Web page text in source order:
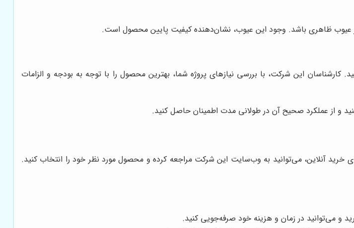
عیوب ظاهری باشد. وجود این عیوب، نشان‌دهنده کیفیت پایین محصول است.
کارشناسان این شرکت، با بررسی نیازهای پروژه شما، بهترین محصول را با توجه به بودجه و الزامات
و از عملکرد صحیح آن در طولانی مدت اطمینان حاصل کنید.
خود فراهم کرده است. برای خرید آنلاین، می‌توانید به وب‌سایت این شرکت مراجعه کرده و محصول مورد نظر خود را انتخاب کنید.
و می‌توانید در زمان و هزینه خود صرفه‌جویی کنید.